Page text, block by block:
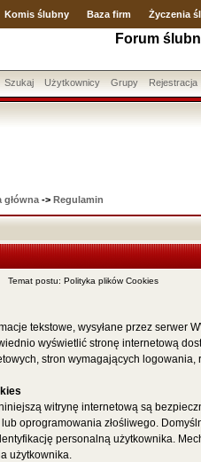
Komis ślubny Baza firm Życzenia
Forum
Szukaj Użytkownicy Grupy Rejestracja
-> Regulamin
Temat postu: Polityka plików Cookies
tekstowe, wysyłane przez serwer
wyświetlić stronę internetową
stron wymagających
witrynę internetową są
oprogramowania złośliwego.
personalną użytkownika.
użytkownika.